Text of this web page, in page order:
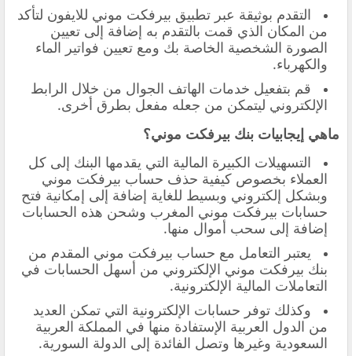
التقدم بوثيقة عبر تطبيق بيرفكت موني للايفون لتأكد
من المكان الذي قمت بالتقدم به إضافة إلى تعيين
الصورة الشخصية الخاصة بك ومع تعيين فواتير الماء
والكهرباء.
قم بتفعيل خدمات الهاتف الجوال من خلال الرابط
الإلكتروني ليتمكن من جعله مفعل بطرق أخرى.
ماهي إيجابيات بنك بيرفكت موني؟
التسهيلات الكبيرة المالية التي يقدمها البنك إلى كل
العملاء بخصوص كيفية حذف حساب بيرفكت موني
وبشكل إلكتروني وبسيط للغاية إضافة إلى إمكانية فتح
حسابات بيرفكت موني المغرب وشحن هذه الحسابات
إضافة إلى سحب أموال منها.
يعتبر التعامل مع حساب بيرفكت موني المقدم من
بنك بيرفكت موني الإلكتروني من أسهل الحسابات في
التعاملات المالية الإلكترونية.
وكذلك توفر حسابات الإلكترونية التي تمكن العديد
من الدول العربية الإستفادة منها في المملكة العربية
السعودية وغيرها وتصل الفائدة إلى الدولة السورية.